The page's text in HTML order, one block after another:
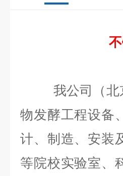
我公司（北京
物发酵工程设备
计、制造、安装
等院校实验室、